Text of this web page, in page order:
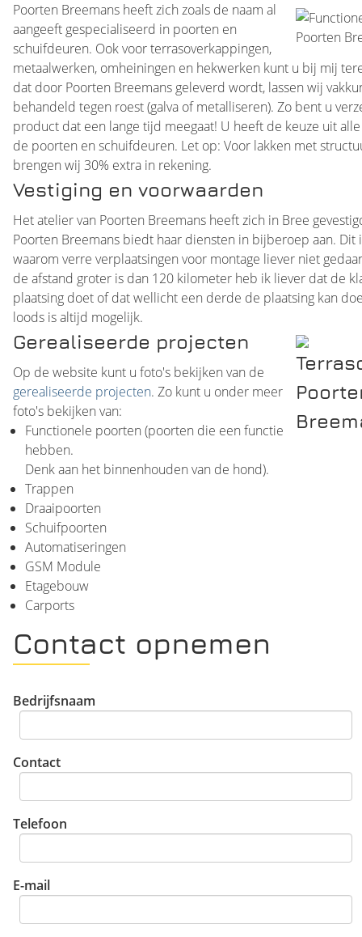
Poorten Breemans heeft zich zoals de naam al
aangeeft gespecialiseerd in poorten en
schuifdeuren. Ook voor terrasoverkappingen,
metaalwerken, omheiningen en hekwerken kunt u bij mij
dat door Poorten Breemans geleverd wordt, lassen wij
behandeld tegen roest (galva of metalliseren). Zo bent u
product dat een lange tijd meegaat! U heeft de keuze uit
de poorten en schuifdeuren. Let op: Voor lakken met
brengen wij 30% extra in rekening.
Vestiging en voorwaarden
Het atelier van Poorten Breemans heeft zich in Bree
Poorten Breemans biedt haar diensten in bijberoep aan. Dit
waarom verre verplaatsingen voor montage liever niet
de afstand groter is dan 120 kilometer heb ik liever dat de
plaatsing doet of dat wellicht een derde de plaatsing kan
loods is altijd mogelijk.
Gerealiseerde projecten
Op de website kunt u foto's bekijken van de
gerealiseerde projecten. Zo kunt u onder meer
foto's bekijken van:
Functionele poorten (poorten die een functie
hebben.
Denk aan het binnenhouden van de hond).
Trappen
Draaipoorten
Schuifpoorten
Automatiseringen
GSM Module
Etagebouw
Carports
Contact opnemen
Bedrijfsnaam
Contact
Telefoon
E-mail